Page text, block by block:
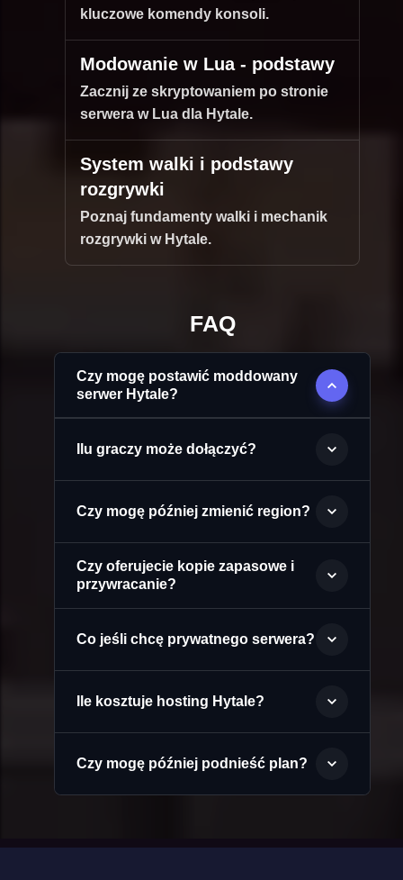
kluczowe komendy konsoli.
Modowanie w Lua - podstawy
Zacznij ze skryptowaniem po stronie
serwera w Lua dla Hytale.
System walki i podstawy
rozgrywki
Poznaj fundamenty walki i mechanik
rozgrywki w Hytale.
FAQ
Czy mogę postawić moddowany
serwer Hytale?
Ilu graczy może dołączyć?
Czy mogę później zmienić region?
Czy oferujecie kopie zapasowe i
przywracanie?
Co jeśli chcę prywatnego serwera?
Ile kosztuje hosting Hytale?
Czy mogę później podnieść plan?